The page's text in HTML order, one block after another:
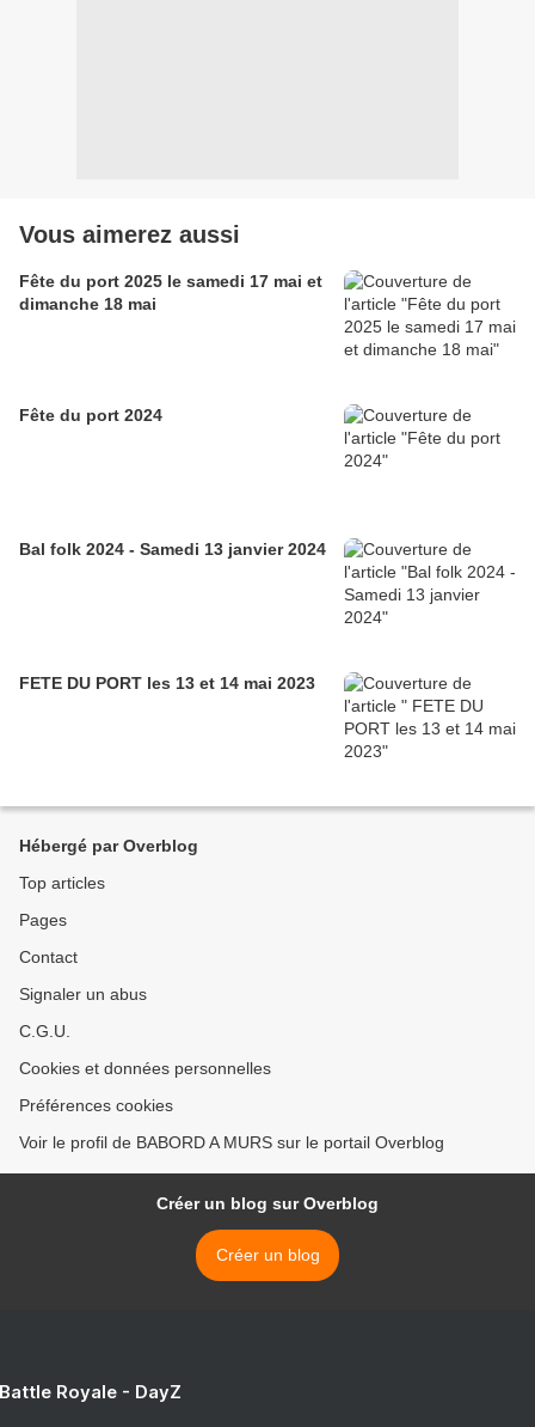
Vous aimerez aussi
Fête du port 2025 le samedi 17 mai et
dimanche 18 mai
Fête du port 2024
Bal folk 2024 - Samedi 13 janvier 2024
FETE DU PORT les 13 et 14 mai 2023
Hébergé par Overblog
Top articles
Pages
Contact
Signaler un abus
C.G.U.
Cookies et données personnelles
Préférences cookies
Voir le profil de BABORD A MURS sur le portail Overblog
Créer un blog sur Overblog
Créer un blog
Royale - DayZ